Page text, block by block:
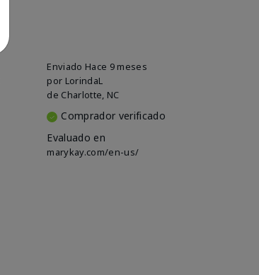
Enviado Hace 9 meses
por LorindaL
de Charlotte, NC
Comprador verificado
Evaluado en
marykay.com/en-us/